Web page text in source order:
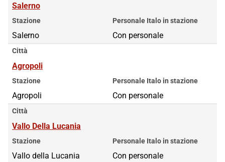
Salerno
Stazione
Salerno
Personale Italo in stazione
Con personale
Città
Agropoli
Stazione
Agropoli
Personale Italo in stazione
Con personale
Città
Vallo Della Lucania
Stazione
Vallo della Lucania
Personale Italo in stazione
Con personale